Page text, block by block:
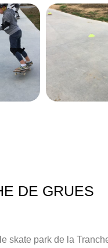
DE GRUES
skate park de la